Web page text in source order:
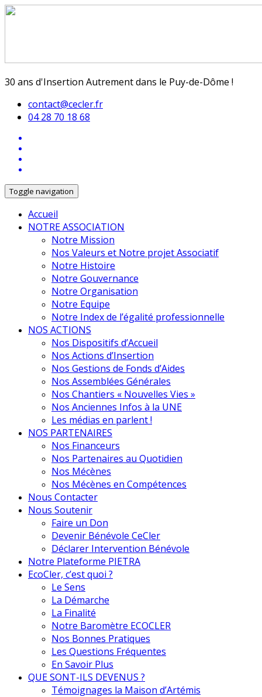
30 ans d'Insertion Autrement dans le Puy-de-Dôme !
contact@cecler.fr
04 28 70 18 68
Toggle navigation
Accueil
NOTRE ASSOCIATION
Notre Mission
Nos Valeurs et Notre projet Associatif
Notre Histoire
Notre Gouvernance
Notre Organisation
Notre Equipe
Notre Index de l’égalité professionnelle
NOS ACTIONS
Nos Dispositifs d’Accueil
Nos Actions d’Insertion
Nos Gestions de Fonds d’Aides
Nos Assemblées Générales
Nos Chantiers « Nouvelles Vies »
Nos Anciennes Infos à la UNE
Les médias en parlent !
NOS PARTENAIRES
Nos Financeurs
Nos Partenaires au Quotidien
Nos Mécènes
Nos Mécènes en Compétences
Nous Contacter
Nous Soutenir
Faire un Don
Devenir Bénévole CeCler
Déclarer Intervention Bénévole
Notre Plateforme PIETRA
EcoCler, c’est quoi ?
Le Sens
La Démarche
La Finalité
Notre Baromètre ECOCLER
Nos Bonnes Pratiques
Les Questions Fréquentes
En Savoir Plus
QUE SONT-ILS DEVENUS ?
Témoignages la Maison d’Artémis